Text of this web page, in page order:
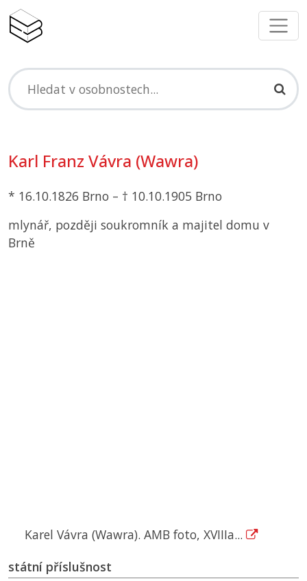
Karl Franz Vávra (Wawra)
* 16.10.1826 Brno – † 10.10.1905 Brno
mlynář, později soukromník a majitel domu v
Brně
Karel Vávra (Wawra). AMB foto, XVIIIa...
státní příslušnost